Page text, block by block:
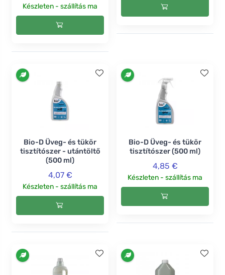
Készleten - szállítás ma
Bio-D Üveg- és tükör
tisztítószer - utántöltő
(500 ml)
4,07 €
Készleten - szállítás ma
Bio-D Üveg- és tükör
tisztítószer (500 ml)
4,85 €
Készleten - szállítás ma